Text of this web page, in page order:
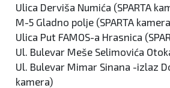
Ulica Derviša Numića (SPARTA
M-5 Gladno polje (SPARTA
Ulica Put FAMOS-a Hrasnica
Ul. Bulevar Meše Selimovića
Ul. Bulevar Mimar Sinana -izlaz
kamera)